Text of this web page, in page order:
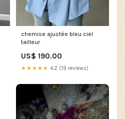
chemise ajustée bleu ciel
tailleur
US$ 190.00
★★★★★ 4.2 (19 reviews)